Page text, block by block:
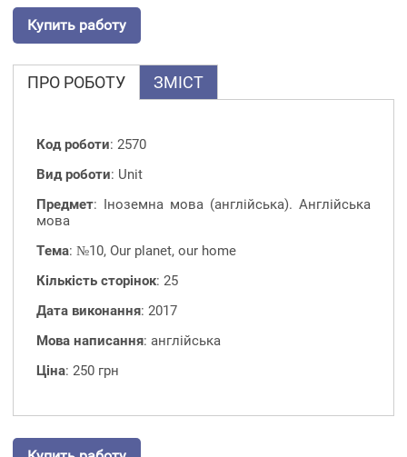
Купить работу
ПРО РОБОТУ ЗМІСТ
Код роботи: 2570
Вид роботи: Unit
Предмет: Іноземна мова (англійська). Англійська
мова
Тема: №10, Our planet, our home
Кількість сторінок: 25
Дата виконання: 2017
Мова написання: англійська
Ціна: 250 грн